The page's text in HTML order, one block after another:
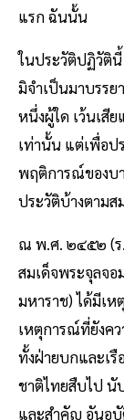
แรก ฉันนั้น
ในประวัติปฏิวัติ
มิจำเป็นมาบรรย
หนึ่งผู้ใด เว้นเสี
เท่านั้น แต่เพื่อป
พฤติการณ์ของบ
ประวัติบ้างตามส
ณ พ.ศ. ๒๔๕๒ (ร
สมเด็จพระจุลจอ
มหาราช) ได้มีเ
เหตุการณ์ที่ยังค
ทั้งฝ่ายบกและเรื
ชาติไทยสืบไป นั
และสำคัญ อันอุบั